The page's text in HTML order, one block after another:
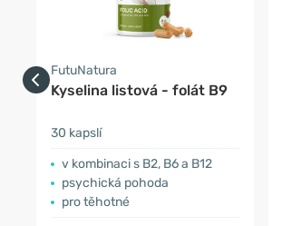
FutuNatura
Kyselina listová - folát B9
30 kapslí
v kombinaci s B2, B6 a B12
psychická pohoda
pro těhotné